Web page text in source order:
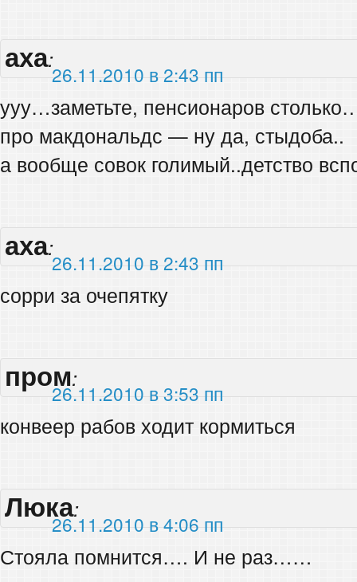
аха:
26.11.2010 в 2:43 пп
ууу…заметьте, пенсионаров
про макдональдс — ну да, стыдоба..
а вообще совок голимый..детство
аха:
26.11.2010 в 2:43 пп
сорри за очепятку
пром:
26.11.2010 в 3:53 пп
конвеер рабов ходит кормиться
Люка:
26.11.2010 в 4:06 пп
Стояла помнится…. И не раз……